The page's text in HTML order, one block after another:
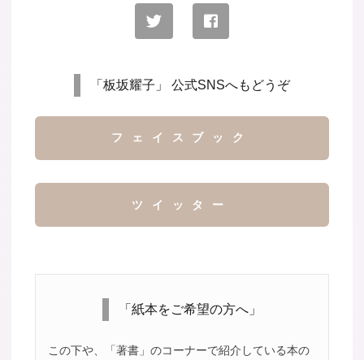
「板坂耀子」 公式SNSへもどうぞ
フェイスブック
ツイッター
「紙本をご希望の方へ」
この下や、「著書」のコーナーで紹介している本の